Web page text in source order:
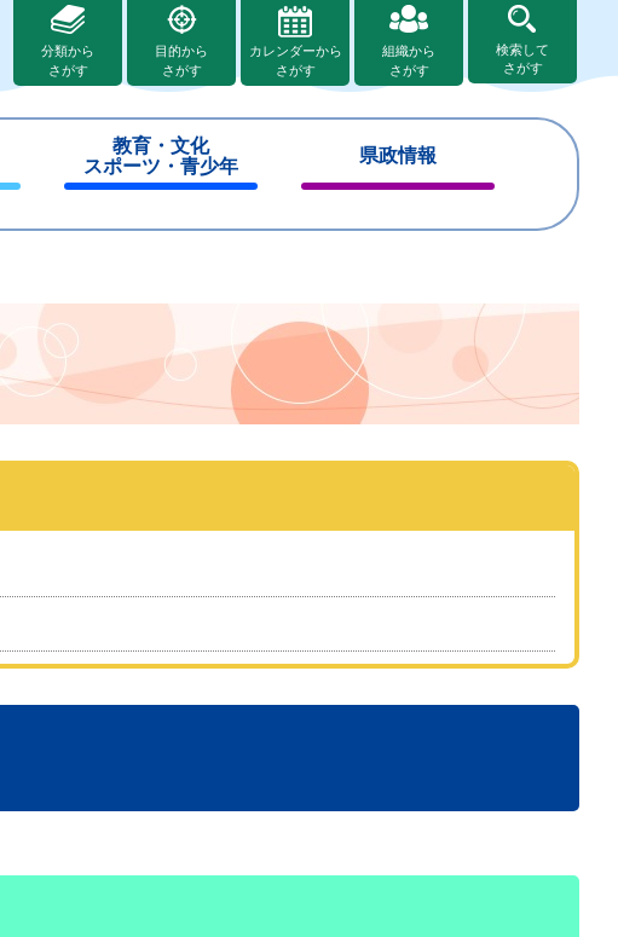
分類から
さがす
目的から
さがす
カレンダーから
さがす
組織から
さがす
検索して
さがす
教育・文化
スポーツ・青少年
じ
県政情報
じ